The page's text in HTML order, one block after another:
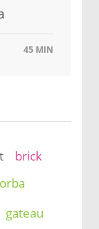
45 MIN
brick
gateau